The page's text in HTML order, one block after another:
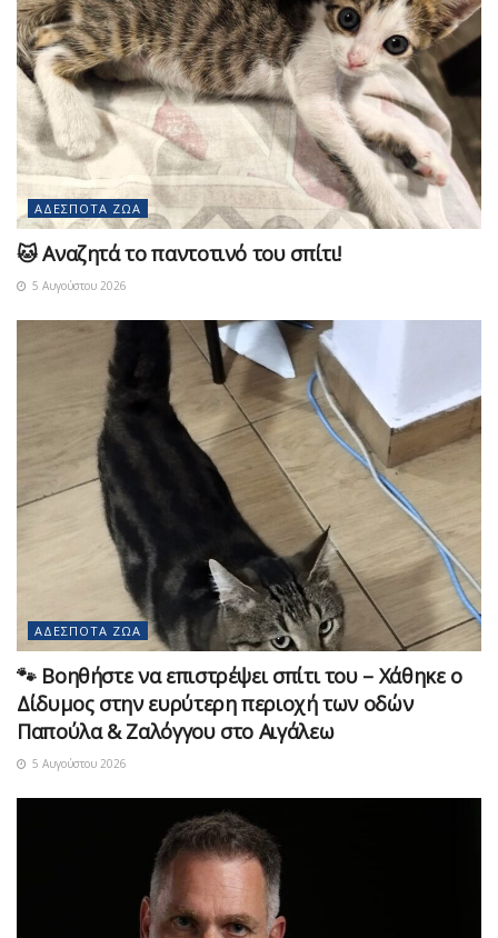
ΑΔΈΣΠΟΤΑ ΖΏΑ
🐱 Αναζητά το παντοτινό του σπίτι!
5 Αυγούστου 2026
ΑΔΈΣΠΟΤΑ ΖΏΑ
🐾 Βοηθήστε να επιστρέψει σπίτι του – Χάθηκε ο
Δίδυμος στην ευρύτερη περιοχή των οδών
Παπούλα & Ζαλόγγου στο Αιγάλεω
5 Αυγούστου 2026